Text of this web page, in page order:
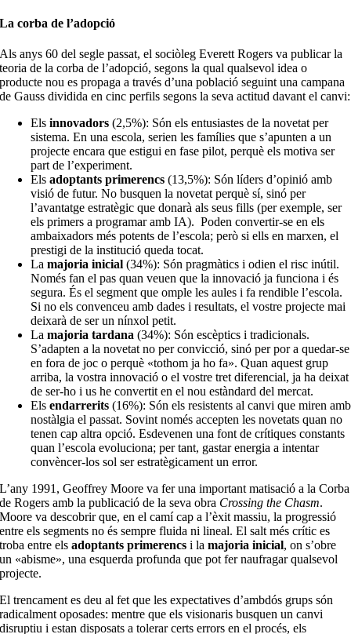
La corba de l’adopció
Als anys 60 del segle passat, el sociòleg Everett Rogers va publicar la
teoria de la corba de l’adopció, segons la qual qualsevol idea o
producte nou es propaga a través d’una població seguint una campana
de Gauss dividida en cinc perfils segons la seva actitud davant el canvi:
Elsinnovadors (2,5%): Són els entusiastes de la novetat per
sistema. En una escola, serien les famílies que s’apunten a un
projecte encara que estigui en fase pilot, perquè els motiva ser
part de l’experiment.
Elsadoptants primerencs (13,5%): Són líders d’opinió amb
visió de futur. No busquen la novetat perquè sí, sinó per
l’avantatge estratègic que donarà als seus fills (per exemple, ser
els primers a programar amb IA). Poden convertir-se en els
ambaixadors més potents de l’escola; però si ells en marxen, el
prestigi de la institució queda tocat.
Lamajoria inicial(34%): Són pragmàtics i odien el risc inútil.
Només fan el pas quan veuen que la innovació ja funciona i és
segura. És el segment que omple les aules i fa rendible l’escola.
Si no els convenceu amb dades i resultats, el vostre projecte mai
deixarà de ser un nínxol petit.
Lamajoria tardana (34%): Són escèptics i tradicionals.
S’adapten a la novetat no per convicció, sinó per por a quedar-se
en fora de joc o perquè «tothom ja ho fa». Quan aquest grup
arriba, la vostra innovació o el vostre tret diferencial, ja ha deixat
de ser-ho i us he convertit en el nou estàndard del mercat.
Elsendarrerits (16%): Són els resistents al canvi que miren amb
nostàlgia el passat. Sovint només accepten les novetats quan no
tenen cap altra opció. Esdevenen una font de crítiques constants
quan l’escola evoluciona; per tant, gastar energia a intentar
convèncer-los sol ser estratègicament un error.
L’any 1991, Geoffrey Moore va fer una important matisació a la Corba
de Rogers amb la publicació de la seva obra Crossing the Chasm.
Moore va descobrir que, en el camí cap a l’èxit massiu, la progressió
entre els segments no és sempre fluida ni lineal. El salt més crític es
troba entre elsadoptants primerencs i lamajoria inicial, on s’obre
un «abisme», una esquerda profunda que pot fer naufragar qualsevol
projecte.
El trencament es deu al fet que les expectatives d’ambdós grups són
radicalment oposades: mentre que els visionaris busquen un canvi
disruptiu i estan disposats a tolerar certs errors en el procés, els